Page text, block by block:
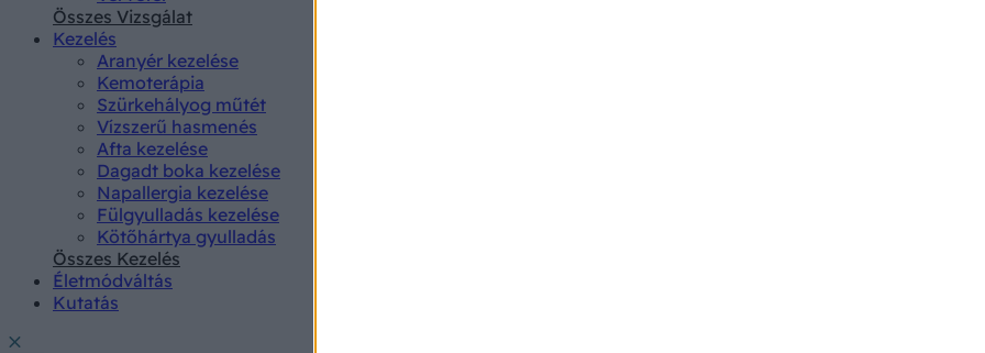
Összes Vizsgálat
Kezelés
Aranyér kezelése
Kemoterápia
Szürkehályog műtét
Vízszerű hasmenés
Afta kezelése
Dagadt boka kezelése
Napallergia kezelése
Fülgyulladás kezelése
Kötőhártya gyulladás
Összes Kezelés
Életmódváltás
Kutatás